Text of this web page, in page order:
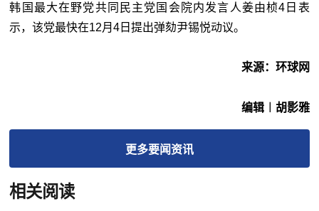
韩国最大在野党共同民主党国会院内发言人姜由桢4日表
示，该党最快在12月4日提出弹劾尹锡悦动议。
来源：环球网
编辑︱胡影雅
更多要闻资讯
相关阅读